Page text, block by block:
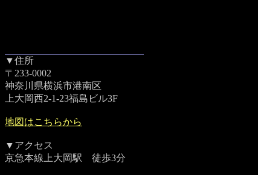
▼住所
〒233-0002
神奈川県横浜市港南区
上大岡西2-1-23福島ビル3F
地図はこちらから
▼アクセス
京急本線上大岡駅 徒歩3分